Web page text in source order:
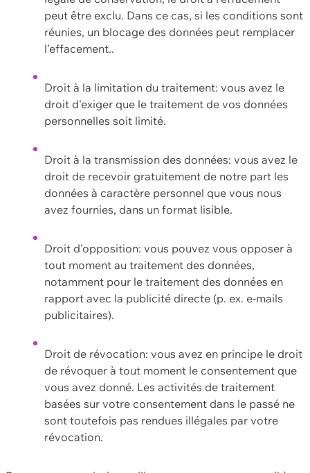
peut être exclu. Dans ce cas, si les conditions sont
réunies, un blocage des données peut remplacer
l'effacement..
Droit à la limitation du traitement: vous avez le
droit d'exiger que le traitement de vos données
personnelles soit limité.
Droit à la transmission des données: vous avez le
droit de recevoir gratuitement de notre part les
données à caractère personnel que vous nous
avez fournies, dans un format lisible.
Droit d'opposition: vous pouvez vous opposer à
tout moment au traitement des données,
notamment pour le traitement des données en
rapport avec la publicité directe (p. ex. e-mails
publicitaires).
Droit de révocation: vous avez en principe le droit
de révoquer à tout moment le consentement que
vous avez donné. Les activités de traitement
basées sur votre consentement dans le passé ne
sont toutefois pas rendues illégales par votre
révocation.